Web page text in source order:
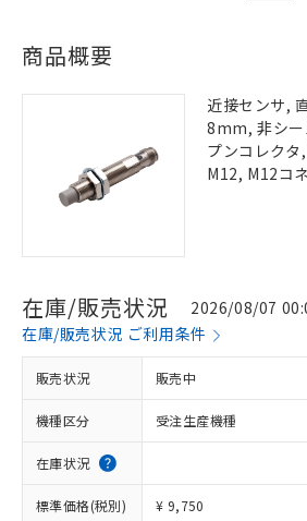
商品概要
近接センサ,
8mm, 非シー
プンコレクタ
M12, M12コ
在庫/販売状況
2026/08/07
在庫/販売状況 ご利用条件
販売状況 販売中
機種区分 受注生産機種
在庫状況
標準価格(税別) ¥ 9,750